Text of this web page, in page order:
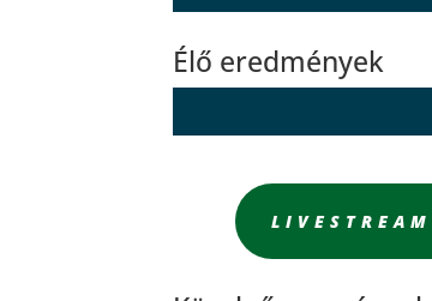
Élő eredmények
LIVESTREAM